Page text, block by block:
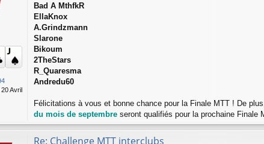
Avril
g
e
Bad A MthfkR
EllaKnox
A.Grindzmann
Slarone
Bikoum
2TheStars
R_Quaresma
Andredu60
Félicitations à vous et bonne chance pour la Finale MTT ! De plus,
du mois de septembre seront qualifiés pour la prochaine Finale
Re: Challenge MTT interclubs